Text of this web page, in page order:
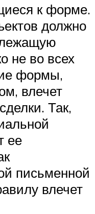
к форме.
должно
не во всех
формы,
влечет
Так,
ее
письменной
влечет